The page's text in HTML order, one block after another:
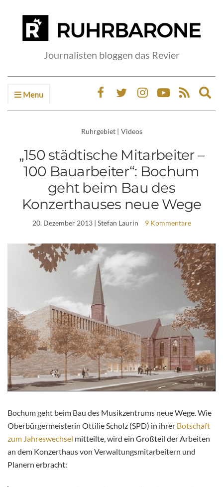
Journalisten bloggen das Revier
Menu
Ruhrgebiet | Videos
„150 städtische Mitarbeiter –
100 Bauarbeiter“: Bochum
geht beim Bau des
Konzerthauses neue Wege
20. Dezember 2013| Stefan Laurin 9 Kommentare
Bochum geht beim Bau des Musikzentrums neue Wege. Wie
Oberbürgermeisterin Ottilie Scholz (SPD) in ihrer Botschaft
zum Jahreswechsel mitteilte, wird ein Großteil der Arbeiten
an dem Konzerthaus von Verwaltungsmitarbeitern und
Planern erbracht: